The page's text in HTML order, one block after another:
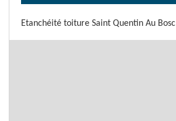
Etanchéité toiture Saint Quentin Au Bosc